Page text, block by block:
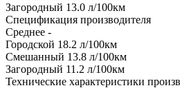
Загородный 13.0 л/100км
Спецификация производителя
Среднее -
Городской 18.2 л/100км
Смешанный 13.8 л/100км
Загородный 11.2 л/100км
Технические характеристики